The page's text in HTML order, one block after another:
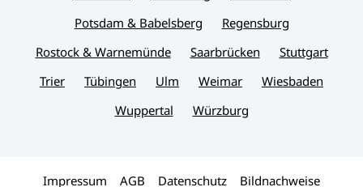
Potsdam & Babelsberg
Regensburg
Rostock & Warnemünde
Saarbrücken
Stuttgart
Trier
Tübingen Ulm Weimar
Wiesbaden
Wuppertal
Würzburg
Impressum AGB Datenschutz Bildnachweise